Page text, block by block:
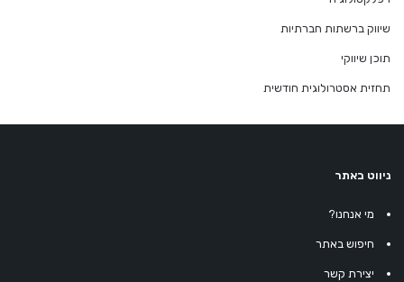
שיווק ברשתות חברתיות
תוכן שיווקי
תחזית אסטרולוגית חודשית
ניווט באתר
מי אנחנו?
חיפוש באתר
יצירת קשר